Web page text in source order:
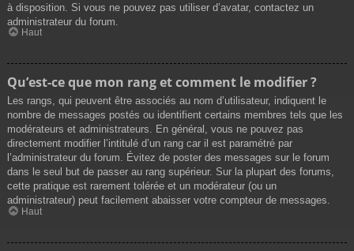
à disposition. Si vous ne pouvez pas utiliser d’avatar, contactez un
administrateur du forum.
Haut
Qu’est-ce que mon rang et comment le modifier ?
Les rangs, qui peuvent être associés au nom d’utilisateur, indiquent le
nombre de messages postés ou identifient certains membres tels que les
modérateurs et administrateurs. En général, vous ne pouvez pas
directement modifier l’intitulé d’un rang car il est paramétré par
l’administrateur du forum. Évitez de poster des messages sur le forum
dans le seul but de passer au rang supérieur. Sur la plupart des forums,
cette pratique est rarement tolérée et un modérateur (ou un
administrateur) peut facilement abaisser votre compteur de messages.
Haut